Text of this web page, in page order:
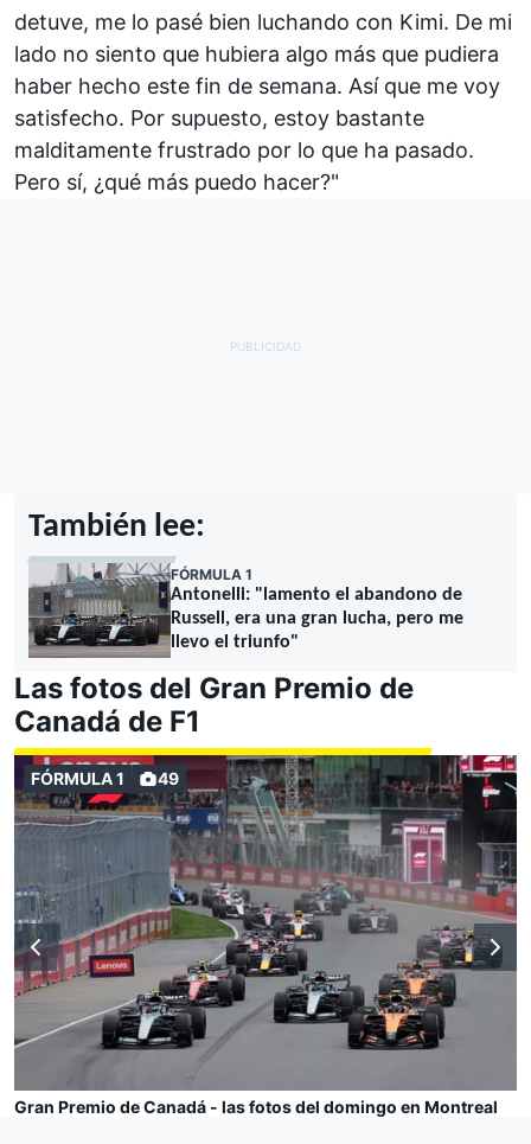
detuve, me lo pasé bien luchando con Kimi. De mi
lado no siento que hubiera algo más que pudiera
haber hecho este fin de semana. Así que me voy
satisfecho. Por supuesto, estoy bastante
malditamente frustrado por lo que ha pasado.
Pero sí, ¿qué más puedo hacer?"
También lee:
FÓRMULA 1
Antonelli: "lamento el abandono de
Russell, era una gran lucha, pero me
llevo el triunfo"
Las fotos del Gran Premio de
Canadá de F1
Gran Premio de Canadá - las fotos del domingo en Montreal
FÓRMULA 1 49